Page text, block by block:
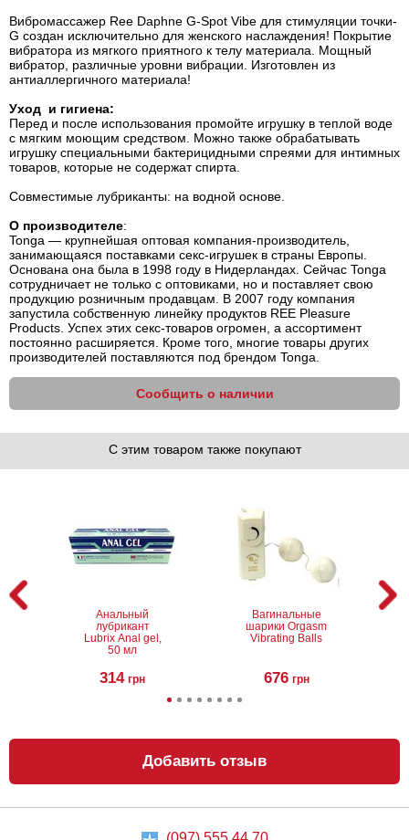
Вибромассажер Ree Daphne G-Spot Vibe для стимуляции точки-
G создан исключительно для женского наслаждения! Покрытие
вибратора из мягкого приятного к телу материала. Мощный
вибратор, различные уровни вибрации. Изготовлен из
антиаллергичного материала!
Уход и гигиена:
Перед и после использования промойте игрушку в теплой воде
с мягким моющим средством. Можно также обрабатывать
игрушку специальными бактерицидными спреями для интимных
товаров, которые не содержат спирта.
Совместимые лубриканты: на водной основе.
О производителе:
Tonga — крупнейшая оптовая компания-производитель,
занимающаяся поставками секс-игрушек в страны Европы.
Основана она была в 1998 году в Нидерландах. Сейчас Tonga
сотрудничает не только с оптовиками, но и поставляет свою
продукцию розничным продавцам. В 2007 году компания
запустила собственную линейку продуктов REE Pleasure
Products. Успех этих секс-товаров огромен, а ассортимент
постоянно расширяется. Кроме того, многие товары других
производителей поставляются под брендом Tonga.
Сообщить о наличии
С этим товаром также покупают
Анальный
лубрикант
Lubrix Anal gel,
50 мл
314 грн
Вагинальные
шарики Orgasm
Vibrating Balls
676 грн
Добавить отзыв